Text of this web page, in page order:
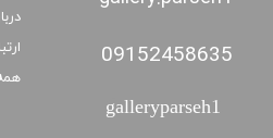
09152458635
galleryparseh1